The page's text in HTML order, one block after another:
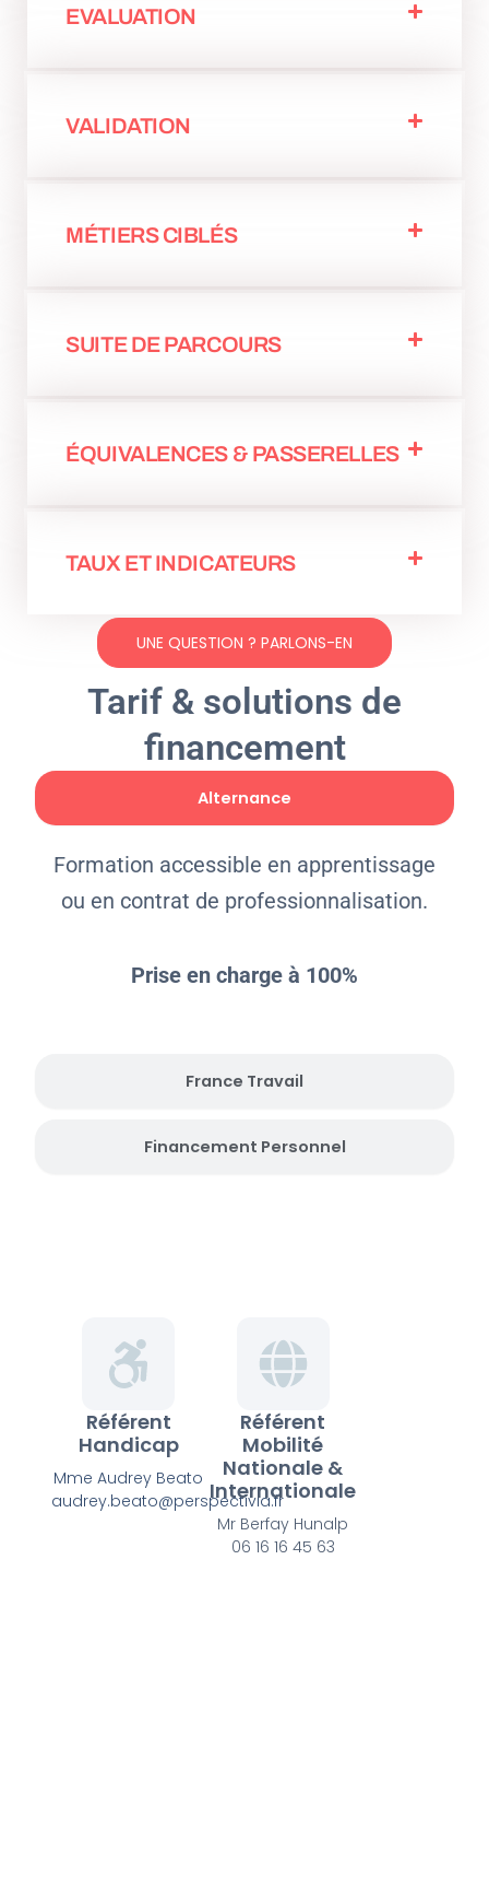
EVALUATION
VALIDATION
MÉTIERS CIBLÉS
SUITE DE PARCOURS
ÉQUIVALENCES & PASSERELLES
TAUX ET INDICATEURS
UNE QUESTION ? PARLONS-EN
Tarif & solutions de
financement
Alternance
France Travail
Financement Personnel
Formation accessible en apprentissage
ou en contrat de professionnalisation.
Prise en charge à 100%
Référent
Handicap
Mme Audrey Beato
audrey.beato@perspectivia.fr
Référent
Mobilité
Nationale &
Internationale
Mr Berfay Hunalp
06 16 16 45 63